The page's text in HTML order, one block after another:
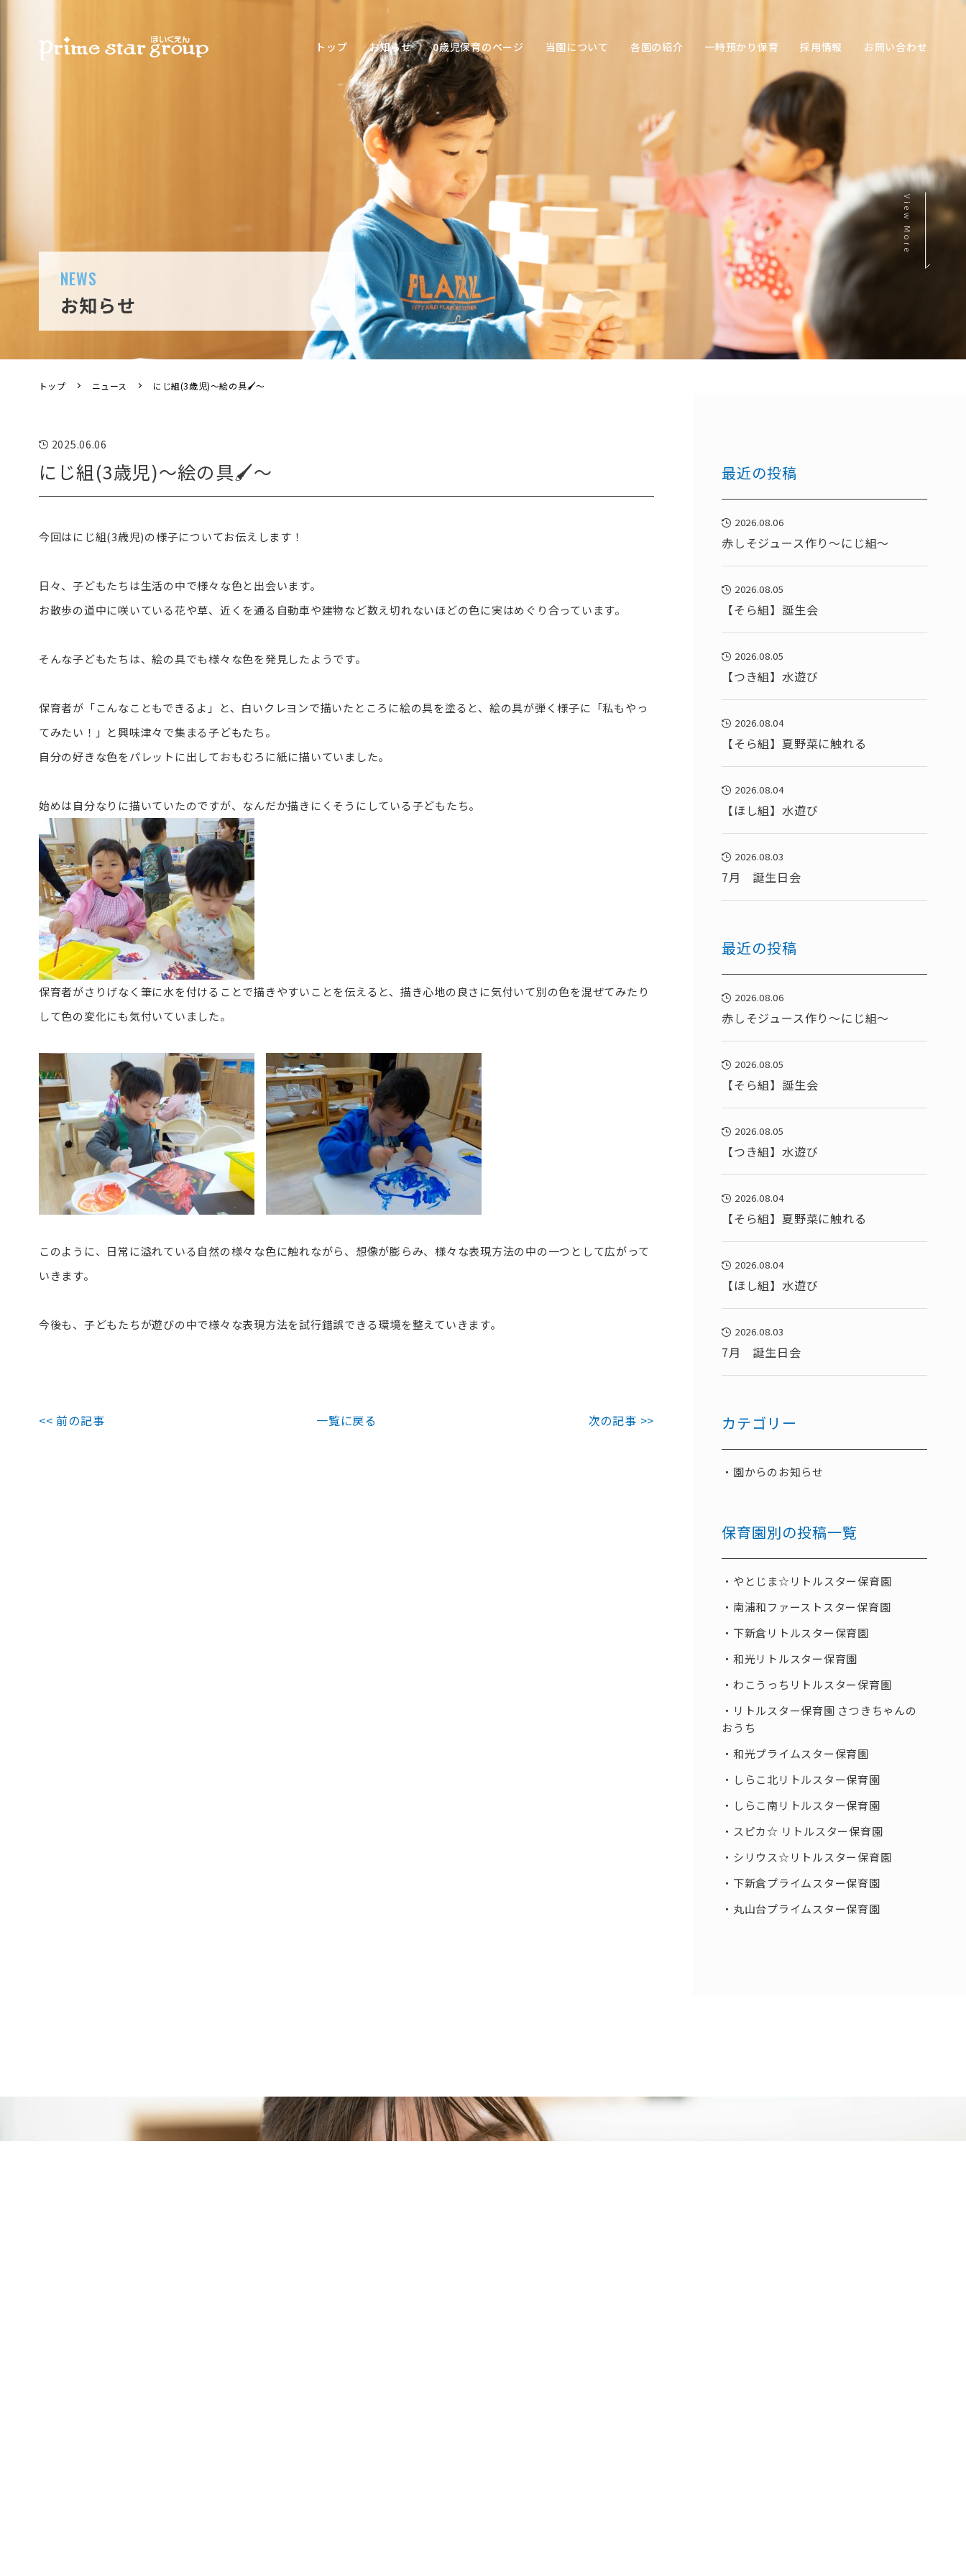
トップ お知らせ 0歳児保育のページ 当園について
環境
色
各園の紹介 一時預かり保育 採用情報 お問い合わせ
NEWS
お知らせ
View More
トップ ニュース にじ組(3歳児)～絵の具🖌～
2025.06.06
にじ組(3歳児)～絵の具🖌～
今回はにじ組(3歳児)の様子についてお伝えします！
日々、子どもたちは生活の中で様々な色と出会います。
お散歩の道中に咲いている花や草、近くを通る自動車や建物など数え切れないほどの色に実はめぐり合っています。
そんな子どもたちは、絵の具でも様々な色を発見したようです。
保育者が「こんなこともできるよ」と、白いクレヨンで描いたところに絵の具を塗ると、絵の具が弾く様子に「私もやっ
てみたい！」と興味津々で集まる子どもたち。
自分の好きな色をパレットに出しておもむろに紙に描いていました。
始めは自分なりに描いていたのですが、なんだか描きにくそうにしている子どもたち。
保育者がさりげなく筆に水を付けることで描きやすいことを伝えると、描き心地の良さに気付いて別の色を混ぜてみたり
して色の変化にも気付いていました。
このように、日常に溢れている自然の様々な色に触れながら、想像が膨らみ、様々な表現方法の中の一つとして広がって
いきます。
今後も、子どもたちが遊びの中で様々な表現方法を試行錯誤できる環境を整えていきます。
<< 前の記事 一覧に戻る 次の記事 >>
最近の投稿
2026.08.06
赤しそジュース作り～にじ組～
2026.08.05
【そら組】誕生会
2026.08.05
【つき組】水遊び
2026.08.04
【そら組】夏野菜に触れる
2026.08.04
【ほし組】水遊び
2026.08.03
7月 誕生日会
最近の投稿
2026.08.06
赤しそジュース作り～にじ組～
2026.08.05
【そら組】誕生会
2026.08.05
【つき組】水遊び
2026.08.04
【そら組】夏野菜に触れる
2026.08.04
【ほし組】水遊び
2026.08.03
7月 誕生日会
カテゴリー
園からのお知らせ
保育園別の投稿一覧
やとじま☆リトルスター保育園
南浦和ファーストスター保育園
下新倉リトルスター保育園
和光リトルスター保育園
わこうっちリトルスター保育園
リトルスター保育園 さつきちゃんの
おうち
和光プライムスター保育園
しらこ北リトルスター保育園
しらこ南リトルスター保育園
スピカ☆ リトルスター保育園
シリウス☆リトルスター保育園
下新倉プライムスター保育園
丸山台プライムスター保育園